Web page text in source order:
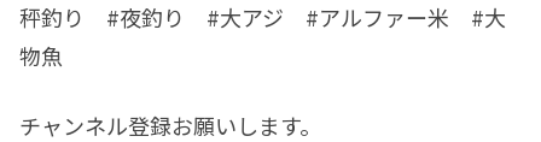
秤釣り #夜釣り #大アジ #アルファー米 #大
物魚
チャンネル登録お願いします。